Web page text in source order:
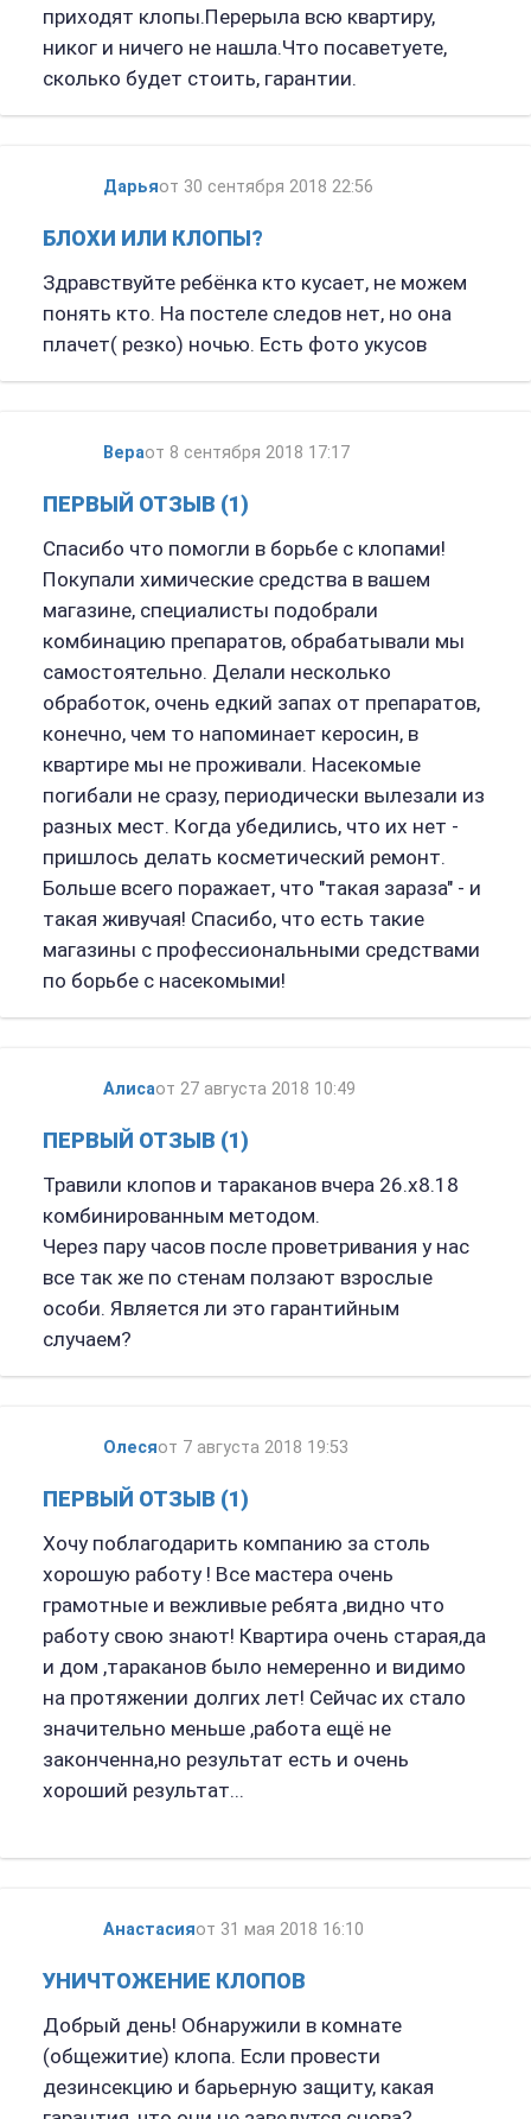
приходят клопы.Перерыла всю квартиру,
никог и ничего не нашла.Что посаветуете,
сколько будет стоить, гарантии.
Дарьяот 30 сентября 2018 22:56
БЛОХИ ИЛИ КЛОПЫ?
Здравствуйте ребёнка кто кусает, не можем
понять кто. На постеле следов нет, но она
плачет( резко) ночью. Есть фото укусов
Вераот 8 сентября 2018 17:17
ПЕРВЫЙ ОТЗЫВ (1)
Спасибо что помогли в борьбе с клопами!
Покупали химические средства в вашем
магазине, специалисты подобрали
комбинацию препаратов, обрабатывали мы
самостоятельно. Делали несколько
обработок, очень едкий запах от препаратов,
конечно, чем то напоминает керосин, в
квартире мы не проживали. Насекомые
погибали не сразу, периодически вылезали из
разных мест. Когда убедились, что их нет -
пришлось делать косметический ремонт.
Больше всего поражает, что "такая зараза" - и
такая живучая! Спасибо, что есть такие
магазины с профессиональными средствами
по борьбе с насекомыми!
Алисаот 27 августа 2018 10:49
ПЕРВЫЙ ОТЗЫВ (1)
Травили клопов и тараканов вчера 26.х8.18
комбинированным методом.
Через пару часов после проветривания у нас
все так же по стенам ползают взрослые
особи. Является ли это гарантийным
случаем?
Олесяот 7 августа 2018 19:53
ПЕРВЫЙ ОТЗЫВ (1)
Хочу поблагодарить компанию за столь
хорошую работу ! Все мастера очень
грамотные и вежливые ребята ,видно что
работу свою знают! Квартира очень старая,да
и дом ,тараканов было немеренно и видимо
на протяжении долгих лет! Сейчас их стало
значительно меньше ,работа ещё не
законченна,но результат есть и очень
хороший результат...
Анастасияот 31 мая 2018 16:10
УНИЧТОЖЕНИЕ КЛОПОВ
Добрый день! Обнаружили в комнате
(общежитие) клопа. Если провести
дезинсекцию и барьерную защиту, какая